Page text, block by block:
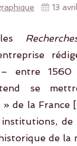
13
entre 1560
se
» de la France
institutions,
de la